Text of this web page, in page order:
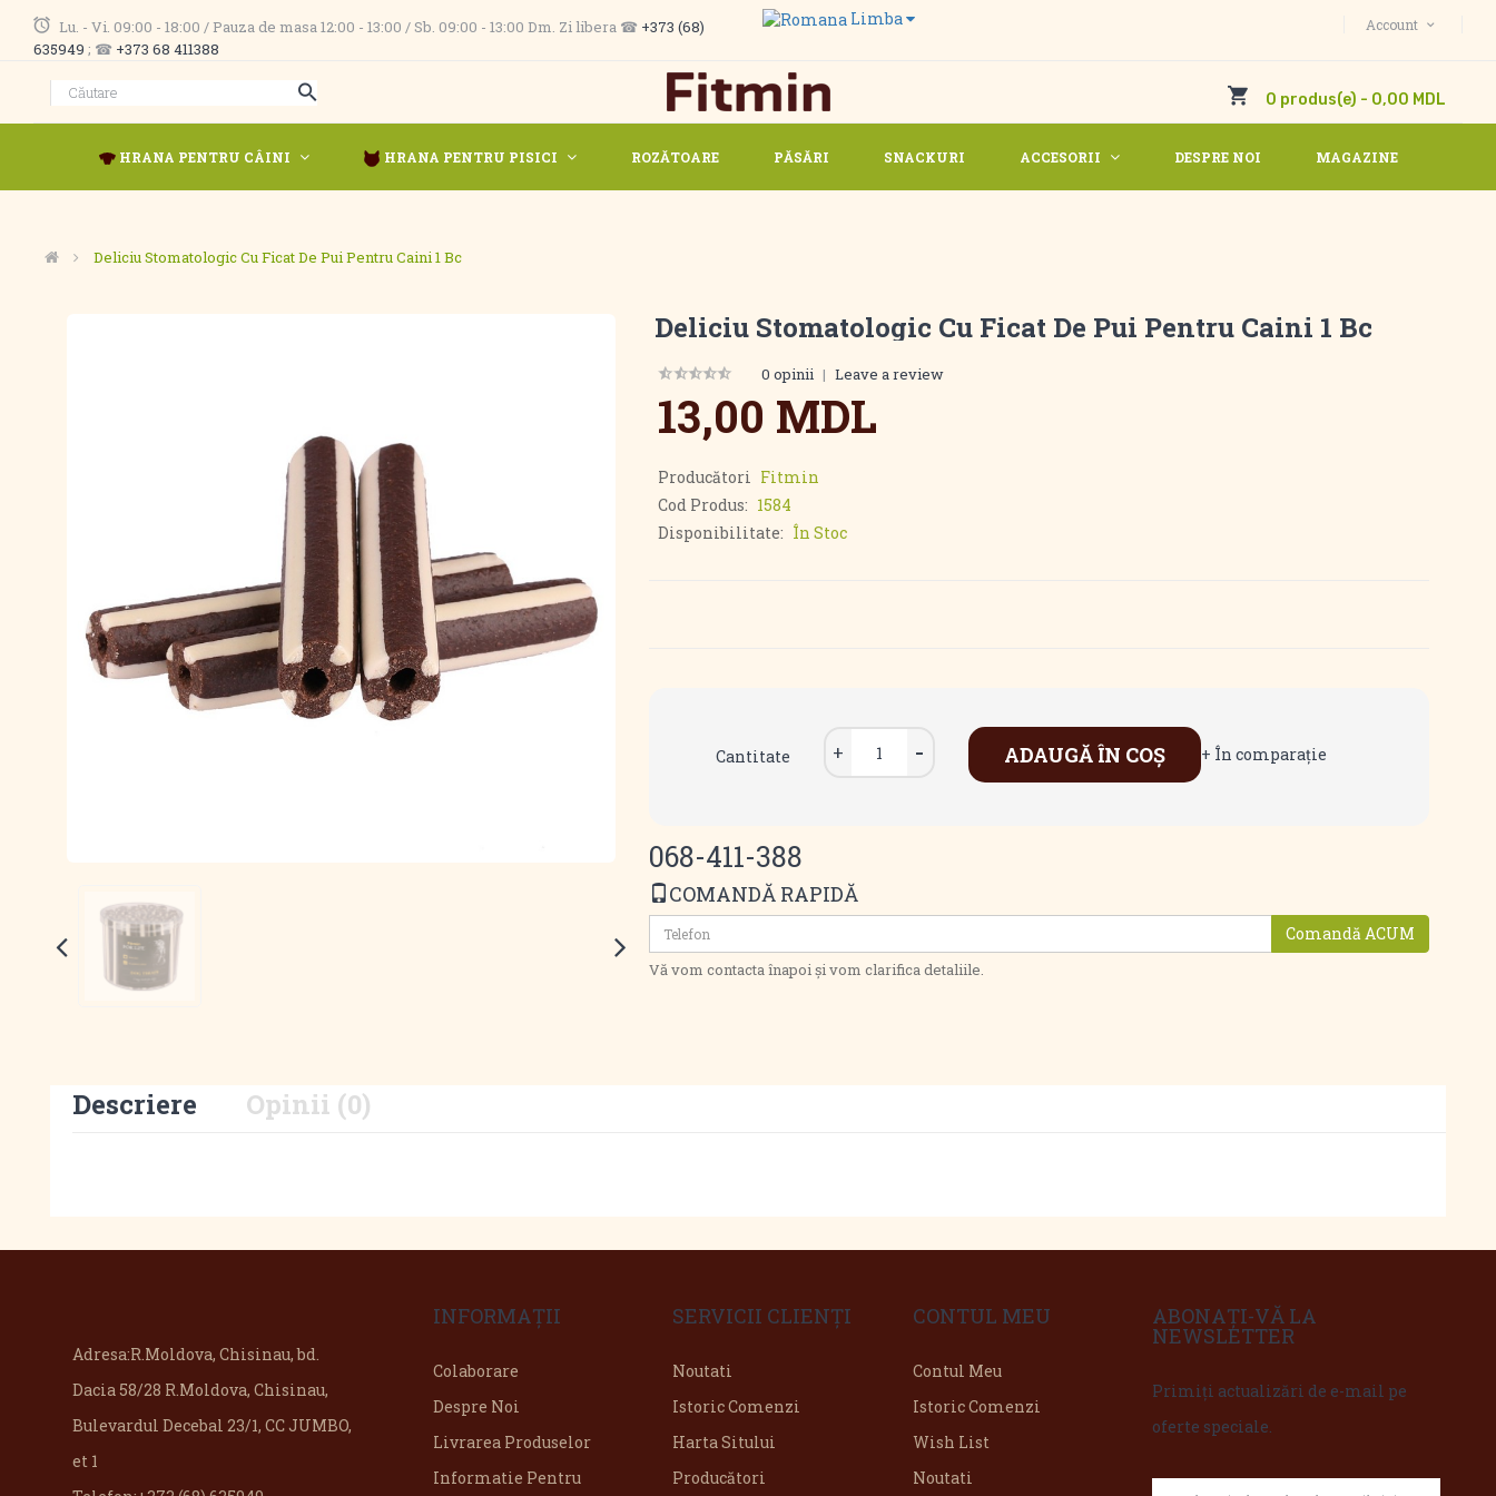
Lu. - Vi. 09:00 - 18:00 / Pauza de masa 12:00 - 13:00 / Sb. 09:00 - 13:00 Dm. Zi libera ☎ +373 (68)
635949 ; ☎ +373 68 411388
Account
Limba
0 produs(e) - 0,00 MDL
HRANA PENTRU CÂINI HRANA PENTRU PISICI ROZĂTOARE PĂSĂRI SNACKURI ACCESORII DESPRE NOI MAGAZINE
Deliciu Stomatologic Cu Ficat De Pui Pentru Caini 1 Bc
Deliciu Stomatologic Cu Ficat De Pui Pentru Caini 1 Bc
0 opinii | Leave a review
13,00 MDL
Producători Fitmin
Cod Produs: 1584
Disponibilitate: În Stoc
Cantitate ADAUGĂ ÎN COŞ + În comparaţie
068-411-388
COMANDĂ RAPIDĂ
Comandă ACUM
Vă vom contacta înapoi și vom clarifica detaliile.
Descriere Opinii (0)
Adresa:R.Moldova, Chisinau, bd.
Dacia 58/28 R.Moldova, Chisinau,
Bulevardul Decebal 23/1, CC JUMBO,
et 1
INFORMAŢII
Colaborare
Despre Noi
Livrarea Produselor
Informatie Pentru
SERVICII CLIENŢI
Noutati
Istoric Comenzi
Harta Sitului
Producători
CONTUL MEU
Contul Meu
Istoric Comenzi
Wish List
Noutati
ABONAȚI-VĂ LA
NEWSLETTER
Primiți actualizări de e-mail pe
oferte speciale.